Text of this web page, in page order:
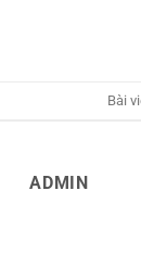
Bài
ADMIN